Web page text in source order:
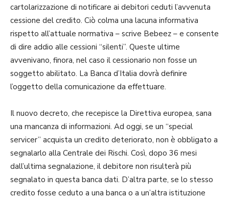
cartolarizzazione di notificare ai debitori ceduti l’avvenuta
cessione del credito. Ciò colma una lacuna informativa
rispetto all’attuale normativa – scrive Bebeez – e consente
di dire addio alle cessioni “silenti”. Queste ultime
avvenivano, finora, nel caso il cessionario non fosse un
soggetto abilitato. La Banca d’Italia dovrà definire
l’oggetto della comunicazione da effettuare.
Il nuovo decreto, che recepisce la Direttiva europea, sana
una mancanza di informazioni. Ad oggi, se un “special
servicer” acquista un credito deteriorato, non è obbligato a
segnalarlo alla Centrale dei Rischi. Così, dopo 36 mesi
dall’ultima segnalazione, il debitore non risulterà più
segnalato in questa banca dati. D’altra parte, se lo stesso
credito fosse ceduto a una banca o a un’altra istituzione